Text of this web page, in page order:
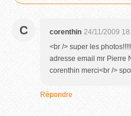
C corenthin 24/11/2009
<br /> super les
adresse email mr Pierre
corenthin merci<br />
Répondre